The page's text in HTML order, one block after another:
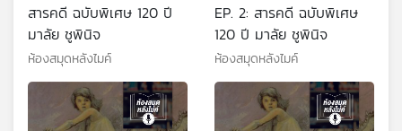
สารคดี ฉบับพิเศษ 120 ปี
มาลัย ชูพินิจ
ห้องสมุดหลังไมค์
EP. 2: สารคดี ฉบับพิเศษ
120 ปี มาลัย ชูพินิจ
ห้องสมุดหลังไมค์